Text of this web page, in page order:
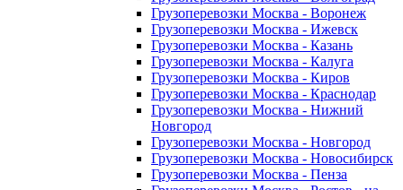
Грузоперевозки Москва - Воронеж
Грузоперевозки Москва - Ижевск
Грузоперевозки Москва - Казань
Грузоперевозки Москва - Калуга
Грузоперевозки Москва - Киров
Грузоперевозки Москва - Краснодар
Грузоперевозки Москва - Нижний
Новгород
Грузоперевозки Москва - Новгород
Грузоперевозки Москва - Новосибирск
Грузоперевозки Москва - Пенза